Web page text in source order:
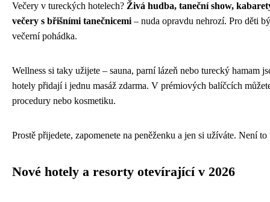
Večery v tureckých hotelech? Živá hudba, taneční show,
večery s břišními tanečnicemi – nuda opravdu nehrozí. Pro děti
večerní pohádka.
Wellness si taky užijete – sauna, parní lázeň nebo turecký hamam
hotely přidají i jednu masáž zdarma. V prémiových balíčcích
procedury nebo kosmetiku.
Prostě přijedete, zapomenete na peněženku a jen si užíváte. Není to
Nové hotely a resorty otevírající v 2026